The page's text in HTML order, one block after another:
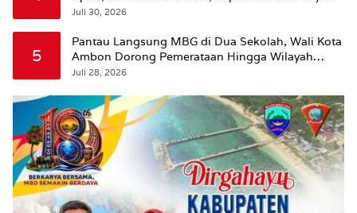
Beri Penjelasan
Juli 30, 2026
5
Pantau Langsung MBG di Dua Sekolah, Wali Kota
Ambon Dorong Pemerataan Hingga Wilayah
Leitimur Selatan
Juli 28, 2026